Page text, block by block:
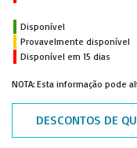
Disponível
Provavelmente disponível
Disponível em 15 dias
NOTA: Esta informação pode
DESCONTOS DE